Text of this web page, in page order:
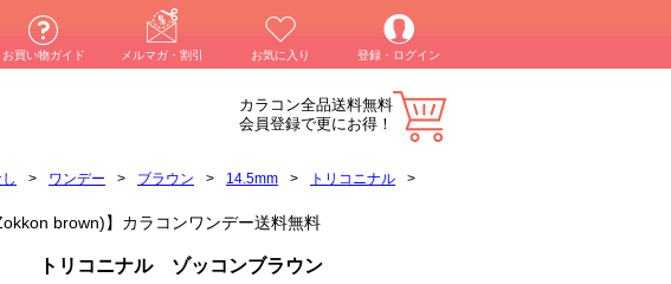
お買い物ガイド メルマガ・割引 お気に入り 登録・ログイン
カラコン全品送料無料
会員登録で更にお得！
> ワンデー > ブラウン > 14.5mm > トリコニナル
>
brown)】カラコンワンデー送料無料
トリコニナル ゾッコンブラウン